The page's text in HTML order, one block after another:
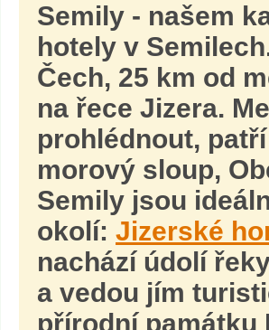
Semily - našem
hotely v
Čech, 25 km od
na řece Jizera.
prohlédnout,
morový sloup,
Semily jsou
okolí: Jizerské
nachází údolí
a vedou jím
přírodní památku